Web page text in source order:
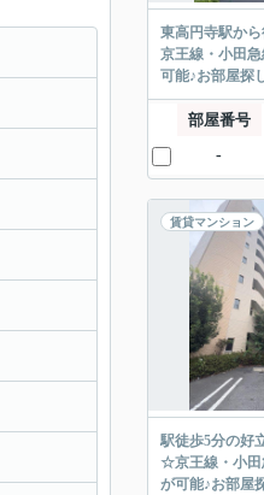
東高円寺駅か
京王線・小田
可能♪お部屋探
部屋番号
-
賃貸マンション
駅徒歩5分の好
☆京王線・小田
が可能♪お部屋